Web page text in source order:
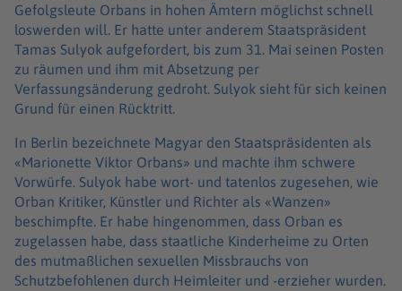
Gefolgsleute Orbans in hohen Ämtern möglichst schnell
loswerden will. Er hatte unter anderem Staatspräsident
Tamas Sulyok aufgefordert, bis zum 31. Mai seinen Posten
zu räumen und ihm mit Absetzung per
Verfassungsänderung gedroht. Sulyok sieht für sich keinen
Grund für einen Rücktritt.
In Berlin bezeichnete Magyar den Staatspräsidenten als
«Marionette Viktor Orbans» und machte ihm schwere
Vorwürfe. Sulyok habe wort- und tatenlos zugesehen, wie
Orban Kritiker, Künstler und Richter als «Wanzen»
beschimpfte. Er habe hingenommen, dass Orban es
zugelassen habe, dass staatliche Kinderheime zu Orten
des mutmaßlichen sexuellen Missbrauchs von
Schutzbefohlenen durch Heimleiter und -erzieher wurden.